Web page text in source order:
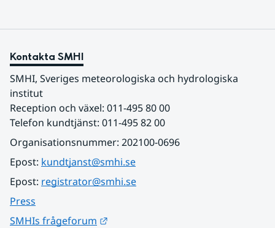
Kontakta SMHI
SMHI, Sveriges meteorologiska och hydrologiska
institut
Reception och växel: 011-495 80 00
Telefon kundtjänst: 011-495 82 00
Organisationsnummer: 202100-0696
Epost: kundtjanst@smhi.se
Epost: registrator@smhi.se
Press
SMHIs frågeforum